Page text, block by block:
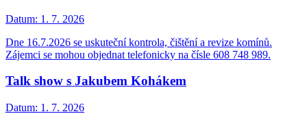
Datum: 1. 7. 2026
Dne 16.7.2026 se uskuteční kontrola, čištění a revize komínů.
Zájemci se mohou objednat telefonicky na čísle 608 748 989.
Talk show s Jakubem Kohákem
Datum: 1. 7. 2026